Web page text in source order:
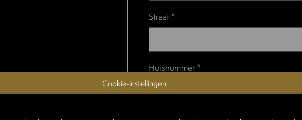
Straat *
Huisnummer *
Cookie-instellingen